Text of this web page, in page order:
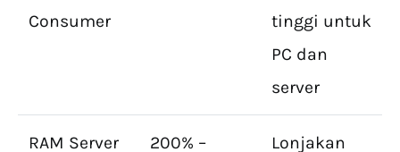
Consumer
tinggi untuk
PC dan
server
RAM Server
200% –
Lonjakan